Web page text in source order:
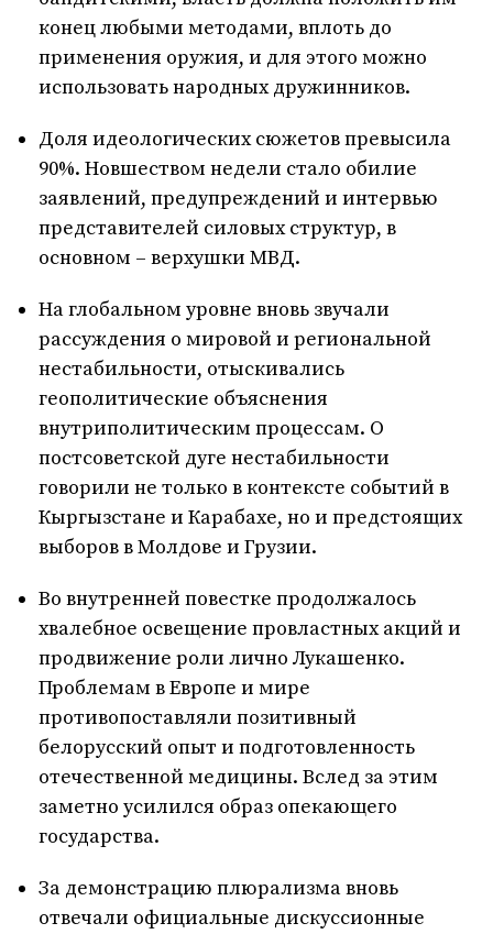
конец любыми методами, вплоть до
применения оружия, и для этого можно
использовать народных дружинников.
Доля идеологических сюжетов превысила
90%. Новшеством недели стало обилие
заявлений, предупреждений и интервью
представителей силовых структур, в
основном – верхушки МВД.
На глобальном уровне вновь звучали
рассуждения о мировой и региональной
нестабильности, отыскивались
геополитические объяснения
внутриполитическим процессам. О
постсоветской дуге нестабильности
говорили не только в контексте событий в
Кыргызстане и Карабахе, но и предстоящих
выборов в Молдове и Грузии.
Во внутренней повестке продолжалось
хвалебное освещение провластных акций и
продвижение роли лично Лукашенко.
Проблемам в Европе и мире
противопоставляли позитивный
белорусский опыт и подготовленность
отечественной медицины. Вслед за этим
заметно усилился образ опекающего
государства.
За демонстрацию плюрализма вновь
отвечали официальные дискуссионные